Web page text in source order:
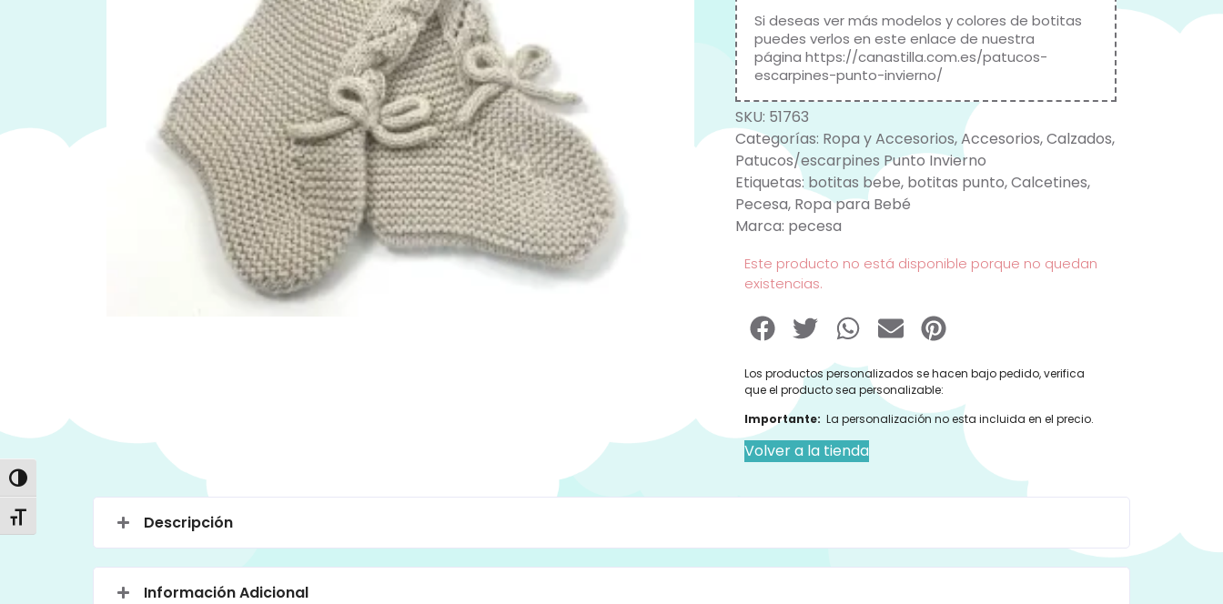
Alternar alto contraste
Alternar tamaño de letra
Si deseas ver más modelos y colores de botitas
puedes verlos en este enlace de nuestra
página https://canastilla.com.es/patucos-
escarpines-punto-invierno/
SKU: 51763
Categorías: Ropa y Accesorios,Accesorios,Calzados,
Patucos/escarpines Punto Invierno
Etiquetas: botitas bebe, botitas punto,Calcetines,
Pecesa, Ropa para Bebé
Marca: pecesa
Este producto no está disponible porque no quedan
existencias.
Los productos personalizados se hacen bajo pedido, verifica
que el producto sea personalizable:
Importante: La personalización no esta incluida en el precio.
Volver a la tienda
Descripción
Información Adicional